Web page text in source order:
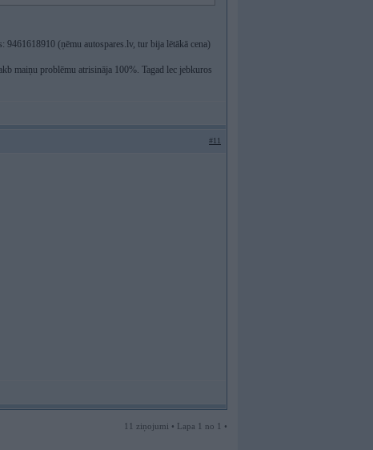
(ņēmu autospares.lv, tur bija lētākā cena)
maiņu problēmu atrisināja 100%. Tagad lec jebkuros
#11
11 ziņojumi • Lapa 1 no 1 •